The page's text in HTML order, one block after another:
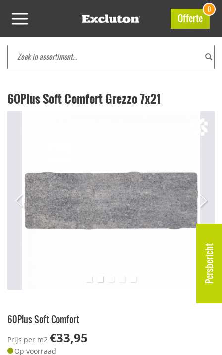
Persbericht
Offerte
0
60Plus Soft Comfort Grezzo 7x21
60Plus Soft Comfort
Prijs per m2 €33,95
Op voorraad